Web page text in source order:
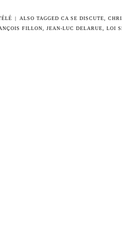
| ALSO TAGGEDCA SE DISCUTE ,
FILLON ,JEAN-LUC DELARUE ,LOI